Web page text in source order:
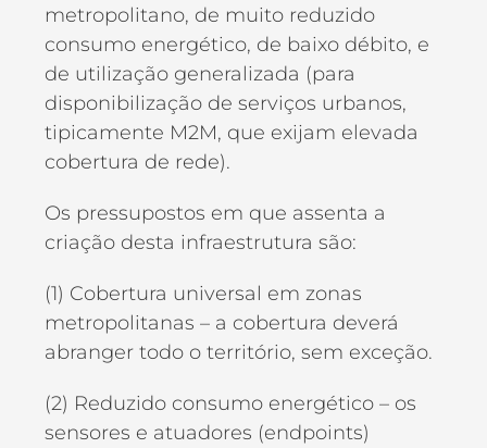
metropolitano, de muito reduzido
consumo energético, de baixo débito, e
de utilização generalizada (para
disponibilização de serviços urbanos,
tipicamente M2M, que exijam elevada
cobertura de rede).
Os pressupostos em que assenta a
criação desta infraestrutura são:
(1) Cobertura universal em zonas
metropolitanas – a cobertura deverá
abranger todo o território, sem exceção.
(2) Reduzido consumo energético – os
sensores e atuadores (endpoints)